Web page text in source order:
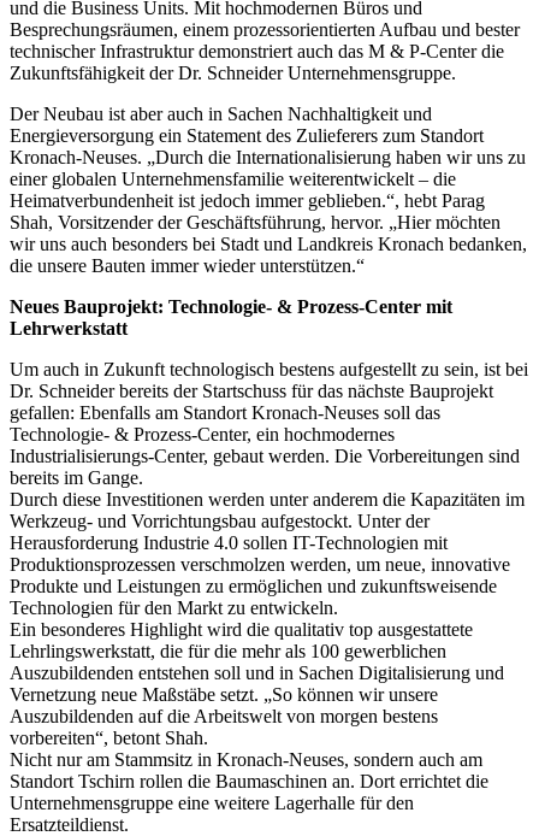
und die Business Units. Mit hochmodernen Büros und
Besprechungsräumen, einem prozessorientierten Aufbau und bester
technischer Infrastruktur demonstriert auch das M & P-Center die
Zukunftsfähigkeit der Dr. Schneider Unternehmensgruppe.
Der Neubau ist aber auch in Sachen Nachhaltigkeit und
Energieversorgung ein Statement des Zulieferers zum Standort
Kronach-Neuses. „Durch die Internationalisierung haben wir uns zu
einer globalen Unternehmensfamilie weiterentwickelt – die
Heimatverbundenheit ist jedoch immer geblieben.“, hebt Parag
Shah, Vorsitzender der Geschäftsführung, hervor. „Hier möchten
wir uns auch besonders bei Stadt und Landkreis Kronach bedanken,
die unsere Bauten immer wieder unterstützen.“
Neues Bauprojekt: Technologie- & Prozess-Center mit
Lehrwerkstatt
Um auch in Zukunft technologisch bestens aufgestellt zu sein, ist bei
Dr. Schneider bereits der Startschuss für das nächste Bauprojekt
gefallen: Ebenfalls am Standort Kronach-Neuses soll das
Technologie- & Prozess-Center, ein hochmodernes
Industrialisierungs-Center, gebaut werden. Die Vorbereitungen sind
bereits im Gange.
Durch diese Investitionen werden unter anderem die Kapazitäten im
Werkzeug- und Vorrichtungsbau aufgestockt. Unter der
Herausforderung Industrie 4.0 sollen IT-Technologien mit
Produktionsprozessen verschmolzen werden, um neue, innovative
Produkte und Leistungen zu ermöglichen und zukunftsweisende
Technologien für den Markt zu entwickeln.
Ein besonderes Highlight wird die qualitativ top ausgestattete
Lehrlingswerkstatt, die für die mehr als 100 gewerblichen
Auszubildenden entstehen soll und in Sachen Digitalisierung und
Vernetzung neue Maßstäbe setzt. „So können wir unsere
Auszubildenden auf die Arbeitswelt von morgen bestens
vorbereiten“, betont Shah.
Nicht nur am Stammsitz in Kronach-Neuses, sondern auch am
Standort Tschirn rollen die Baumaschinen an. Dort errichtet die
Unternehmensgruppe eine weitere Lagerhalle für den
Ersatzteildienst.